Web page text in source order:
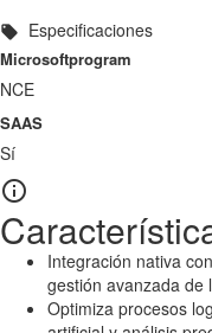
 Especificaciones
Microsoftprogram
NCE
SAAS
Sí

Integración nativa
gestión avanzada de
Optimiza procesos